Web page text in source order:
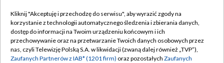
TVP
Abonament TVP
Emisja w TVP
Regulamin TVP
Polityka prywatności
Kliknij "Akceptuję i przechodzę do serwisu", aby wyrazić zgody na
korzystanie z technologii automatycznego śledzenia i zbierania danych,
dostęp do informacji na Twoim urządzeniu końcowym i ich
przechowywanie oraz na przetwarzanie Twoich danych osobowych przez
nas, czyli Telewizję Polską S.A. w likwidacji (zwaną dalej również „TVP”),
Zaufanych Partnerów z IAB* (1201 firm) oraz pozostałych Zaufanych